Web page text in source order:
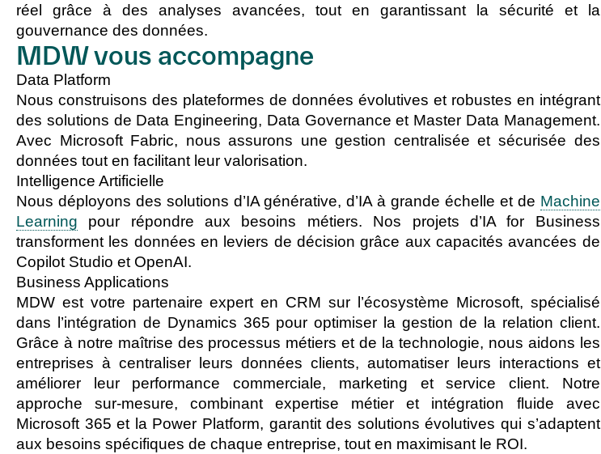
réel grâce à des analyses avancées, tout en garantissant la sécurité et la
gouvernance des données.
MDW vous accompagne
Data Platform
Nous construisons des plateformes de données évolutives et robustes en intégrant
des solutions de Data Engineering, Data Governance et Master Data Management.
Avec Microsoft Fabric, nous assurons une gestion centralisée et sécurisée des
données tout en facilitant leur valorisation.
Intelligence Artificielle
Nous déployons des solutions d’IA générative, d’IA à grande échelle et de Machine
Learning pour répondre aux besoins métiers. Nos projets d’IA for Business
transforment les données en leviers de décision grâce aux capacités avancées de
Copilot Studio et OpenAI.
Business Applications
MDW est votre partenaire expert en CRM sur l’écosystème Microsoft, spécialisé
dans l’intégration de Dynamics 365 pour optimiser la gestion de la relation client.
Grâce à notre maîtrise des processus métiers et de la technologie, nous aidons les
entreprises à centraliser leurs données clients, automatiser leurs interactions et
améliorer leur performance commerciale, marketing et service client. Notre
approche sur-mesure, combinant expertise métier et intégration fluide avec
Microsoft 365 et la Power Platform, garantit des solutions évolutives qui s’adaptent
aux besoins spécifiques de chaque entreprise, tout en maximisant le ROI.